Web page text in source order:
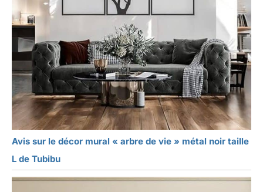
Avis sur le décor mural « arbre de vie » métal noir taille
L de Tubibu